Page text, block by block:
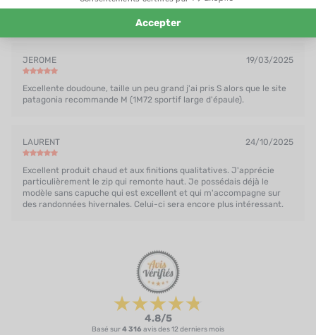
Doudoune légère, chaude et aux finitions parfaites. La couleur blue
JEROME 19/03/2025
Excellente doudoune, taille un peu grand j'ai pris S alors que le site
patagonia recommande M (1M72 sportif large d'épaule).
LAURENT 24/10/2025
Excellent produit chaud et aux finitions qualitatives. J'apprécie
particulièrement le zip qui remonte haut. Je possédais déjà le
modèle sans capuche qui est excellent et qui m'accompagne sur
des randonnées hivernales. Celui-ci sera encore plus intéressant.
4.8/5
Basé sur4 316 avis des 12 derniers mois